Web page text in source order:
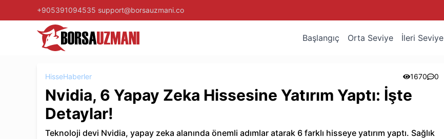
+905391094535 support@borsauzmani.co
Başlangıç Orta Seviye İleri Seviye
HisseHaberler 1670 0
Nvidia, 6 Yapay Zeka Hissesine Yatırım Yaptı: İşte
Detaylar!
Teknoloji devi Nvidia, yapay zeka alanında önemli adımlar atarak 6 farklı hisseye yatırım yaptı. Sağlık